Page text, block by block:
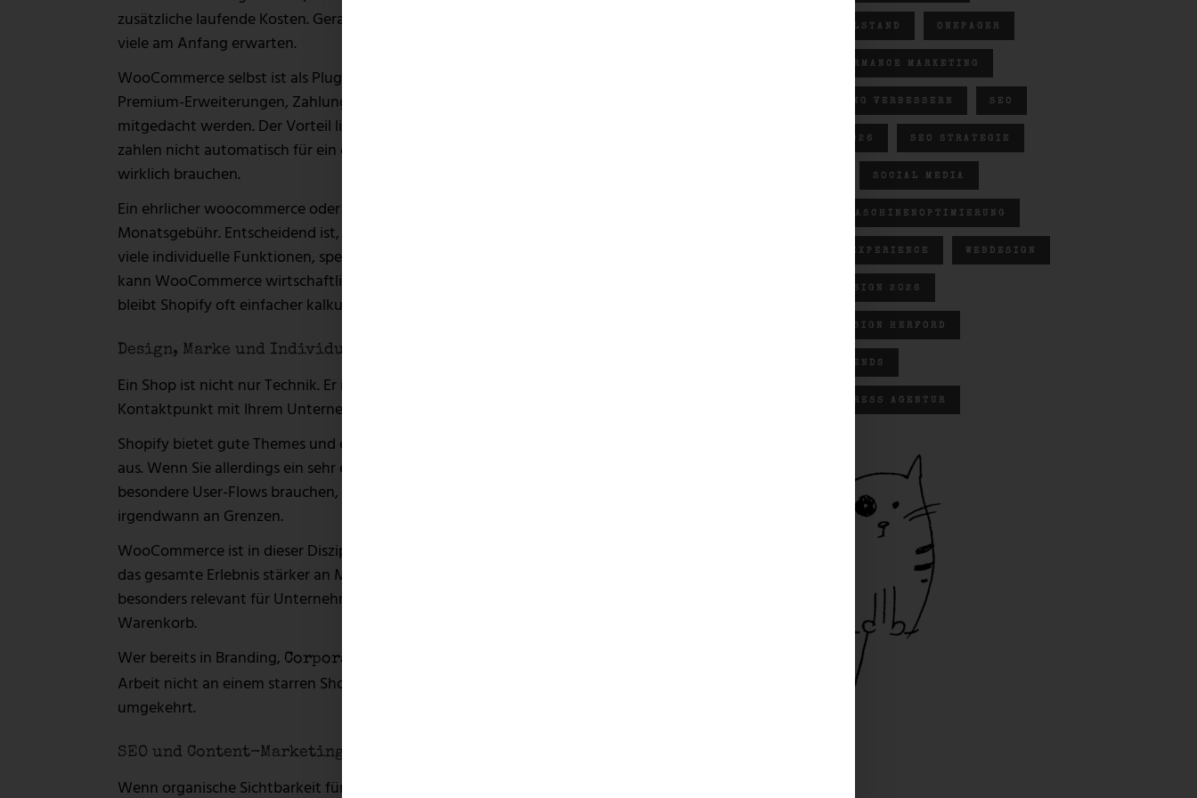
zusätzliche laufende Kosten. Gerade wenn der Shop wächst, summiert sich das schneller, als
viele am Anfang erwarten.
WooCommerce selbst ist als Plugin kostenlos, aber damit ist die Rechnung nicht fertig. Hosting,
Premium-Erweiterungen, Zahlungsanbieter, Wartung und Entwicklungskosten müssen
mitgedacht werden. Der Vorteil liegt darin, dass Sie Ihr Budget gezielter verteilen können. Sie
zahlen nicht automatisch für ein geschlossenes System, sondern für die Bausteine, die Sie
wirklich brauchen.
Ein ehrlicher woocommerce oder shopify vergleich bei den Kosten endet deshalb nicht bei der
Monatsgebühr. Entscheidend ist, was Ihr Shop in zwölf oder 24 Monaten benötigt. Wenn Sie
viele individuelle Funktionen, spezielle Schnittstellen oder starkes Content-Marketing planen,
kann WooCommerce wirtschaftlicher sein. Wenn Sie möglichst standardisiert verkaufen wollen,
bleibt Shopify oft einfacher kalkulierbar.
Design, Marke und Individualisierung
Ein Shop ist nicht nur Technik. Er ist Verkaufsfläche, Markenraum und oft der erste echte
Kontaktpunkt mit Ihrem Unternehmen. Genau hier wird es spannend.
Shopify bietet gute Themes und eine solide Designbasis. Für viele Shops reicht das vollkommen
aus. Wenn Sie allerdings ein sehr eigenständiges Markenerlebnis schaffen möchten oder
besondere User-Flows brauchen, stoßen Standard-Themes und App-Konstruktionen
irgendwann an Grenzen.
WooCommerce ist in dieser Disziplin deutlich freier. Weil es auf WordPress aufsetzt, lässt sich
das gesamte Erlebnis stärker an Marke, Zielgruppe und Content-Strategie anpassen. Das ist
besonders relevant für Unternehmen, die mehr wollen als nur einen Produktkatalog mit
Warenkorb.
Wer bereits in Branding, Corporate Design
Arbeit nicht an einem starren Shopsystem ausbremsen. Ein Shop muss zur Marke passen, nicht
umgekehrt.
SEO und Content-Marketing
Wenn organische Sichtbarkeit für Sie wichtig ist, sollten Sie diesen Punkt nicht nebenbei
MITTELSTAND ONEPAGER
PERFORMANCE MARKETING
RANKING VERBESSERN SEO
SEO 2026 SEO STRATEGIE
SOCIAL MEDIA
SUCHMASCHINENOPTIMIERUNG
USER EXPERIENCE WEBDESIGN
WEBDESIGN 2026
WEBDESIGN HERFORD
WEBTRENDS
WORDPRESS AGENTUR